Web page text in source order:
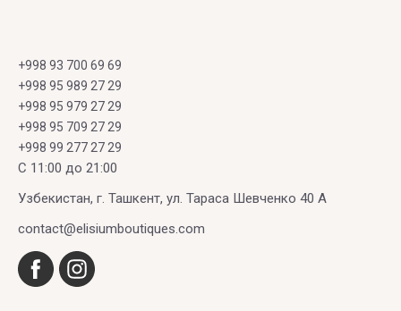
+998 93 700 69 69
+998 95 989 27 29
+998 95 979 27 29
+998 95 709 27 29
+998 99 277 27 29
C 11:00 до 21:00
Узбекистан, г. Ташкент, ул. Тараса Шевченко 40 А
contact@elisiumboutiques.com